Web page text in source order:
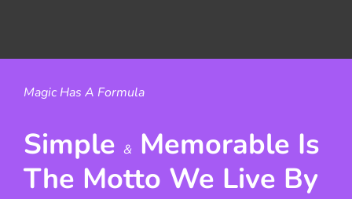
Magic Has A Formula
Simple& Memorable Is
The Motto We Live By